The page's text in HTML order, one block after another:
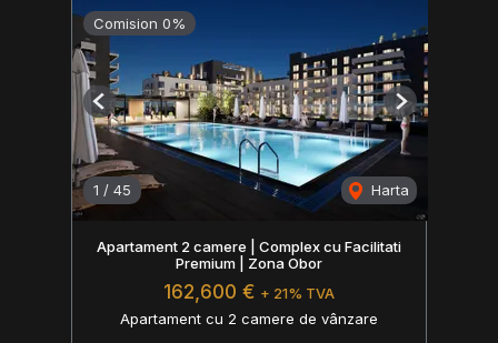
Comision 0%
1 / 45 Harta
Previous Next
Apartament 2 camere | Complex cu Facilitati
Premium | Zona Obor
162,600 € + 21% TVA
Apartament cu 2 camere de vânzare